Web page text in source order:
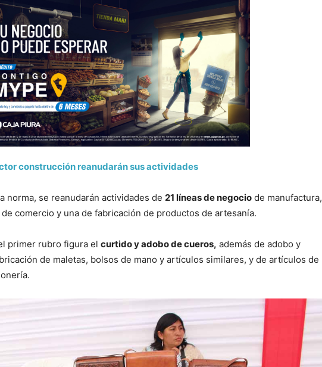
construcción reanudarán sus actividades
norma, se reanudarán actividades de 21 líneas de negocio de manufactura,
comercio y una de fabricación de productos de artesanía.
primer rubro figura el curtido y adobo de cueros, además de adobo y
de maletas, bolsos de mano y artículos similares, y de artículos de